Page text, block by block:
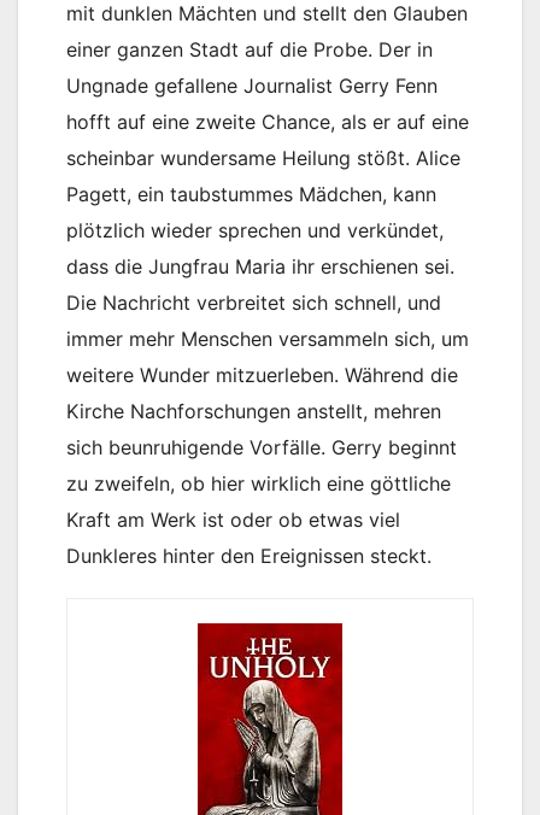
mit dunklen Mächten und stellt den Glauben
einer ganzen Stadt auf die Probe. Der in
Ungnade gefallene Journalist Gerry Fenn
hofft auf eine zweite Chance, als er auf eine
scheinbar wundersame Heilung stößt. Alice
Pagett, ein taubstummes Mädchen, kann
plötzlich wieder sprechen und verkündet,
dass die Jungfrau Maria ihr erschienen sei.
Die Nachricht verbreitet sich schnell, und
immer mehr Menschen versammeln sich, um
weitere Wunder mitzuerleben. Während die
Kirche Nachforschungen anstellt, mehren
sich beunruhigende Vorfälle. Gerry beginnt
zu zweifeln, ob hier wirklich eine göttliche
Kraft am Werk ist oder ob etwas viel
Dunkleres hinter den Ereignissen steckt.